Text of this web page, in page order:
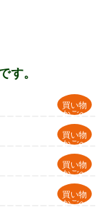
す。
買い物
かごへ
買い物
かごへ
買い物
かごへ
買い物
かごへ